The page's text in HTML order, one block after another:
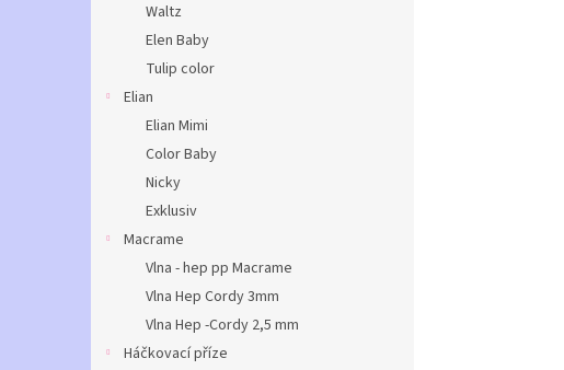
Waltz
Elen Baby
Tulip color
Elian
Elian Mimi
Color Baby
Nicky
Exklusiv
Macrame
Vlna - hep pp Macrame
Vlna Hep Cordy 3mm
Vlna Hep -Cordy 2,5 mm
Háčkovací příze